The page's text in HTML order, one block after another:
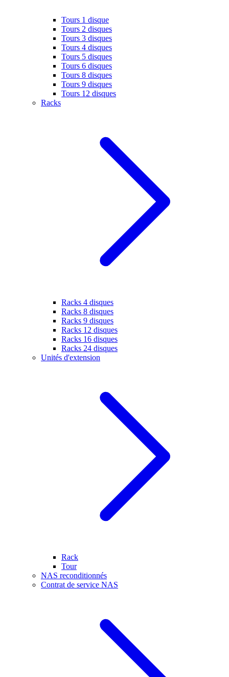
Tours 1 disque
Tours 2 disques
Tours 3 disques
Tours 4 disques
Tours 5 disques
Tours 6 disques
Tours 8 disques
Tours 9 disques
Tours 12 disques
Racks
Racks 4 disques
Racks 8 disques
Racks 9 disques
Racks 12 disques
Racks 16 disques
Racks 24 disques
Unités d'extension
Rack
Tour
NAS reconditionnés
Contrat de service NAS